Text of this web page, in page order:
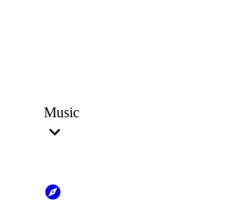
Music